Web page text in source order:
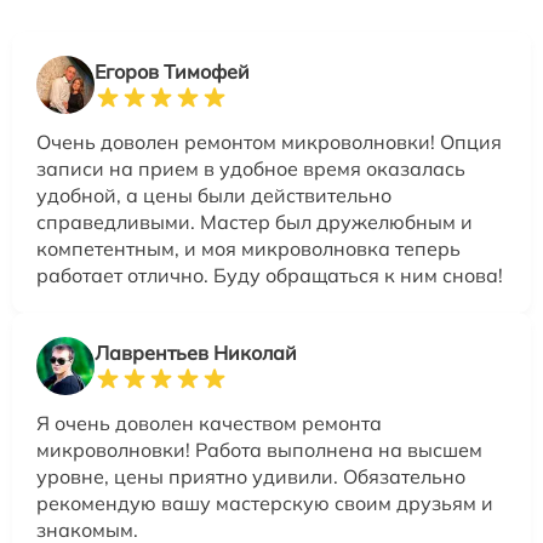
Егоров Тимофей
Очень доволен ремонтом микроволновки! Опция
записи на прием в удобное время оказалась
удобной, а цены были действительно
справедливыми. Мастер был дружелюбным и
компетентным, и моя микроволновка теперь
работает отлично. Буду обращаться к ним снова!
Лаврентьев Николай
Я очень доволен качеством ремонта
микроволновки! Работа выполнена на высшем
уровне, цены приятно удивили. Обязательно
рекомендую вашу мастерскую своим друзьям и
знакомым.